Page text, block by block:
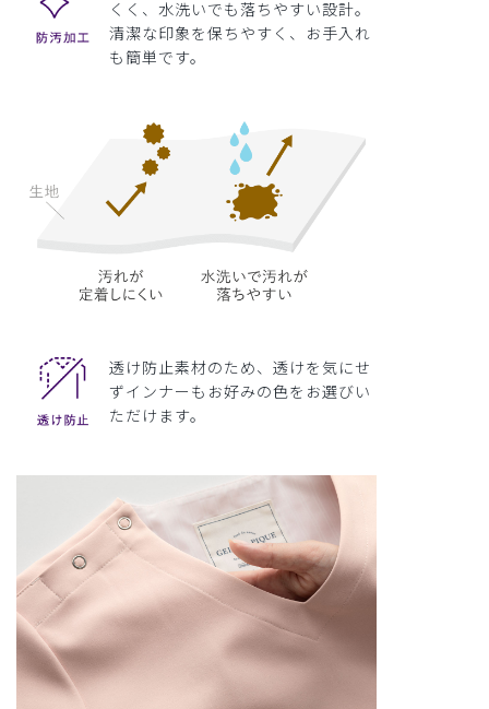
くく、水洗いでも落ちやすい設計。
清潔な印象を保ちやすく、お手入れ
も簡単です。
透け防止素材のため、透けを気にせ
ずインナーもお好みの色をお選びい
ただけます。